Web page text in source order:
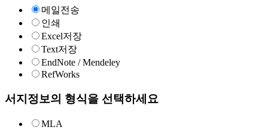
메일전송
인쇄
Excel저장
Text저장
EndNote / Mendeley
RefWorks
서지정보의 형식을 선택하세요
MLA